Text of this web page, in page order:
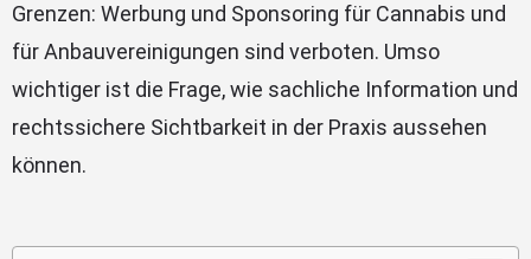
Grenzen: Werbung und Sponsoring für Cannabis und
für Anbauvereinigungen sind verboten. Umso
wichtiger ist die Frage, wie sachliche Information und
rechtssichere Sichtbarkeit in der Praxis aussehen
können.